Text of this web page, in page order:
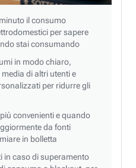
il consumo
per sapere
stai consumando
in modo chiaro,
di altri utenti e
per ridurre gli
convenienti e quando
da fonti
in bolletta
in caso di superamento